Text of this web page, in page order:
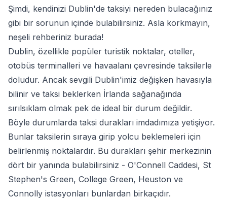
Şimdi, kendinizi Dublin'de taksiyi nereden bulacağınız
gibi bir sorunun içinde bulabilirsiniz. Asla korkmayın,
neşeli rehberiniz burada!
Dublin, özellikle popüler turistik noktalar, oteller,
otobüs terminalleri ve havaalanı çevresinde taksilerle
doludur. Ancak sevgili Dublin'imiz değişken havasıyla
bilinir ve taksi beklerken İrlanda sağanağında
sırılsıklam olmak pek de ideal bir durum değildir.
Böyle durumlarda taksi durakları imdadımıza yetişiyor.
Bunlar taksilerin sıraya girip yolcu beklemeleri için
belirlenmiş noktalardır. Bu durakları şehir merkezinin
dört bir yanında bulabilirsiniz - O'Connell Caddesi, St
Stephen's Green, College Green, Heuston ve
Connolly istasyonları bunlardan birkaçıdır.